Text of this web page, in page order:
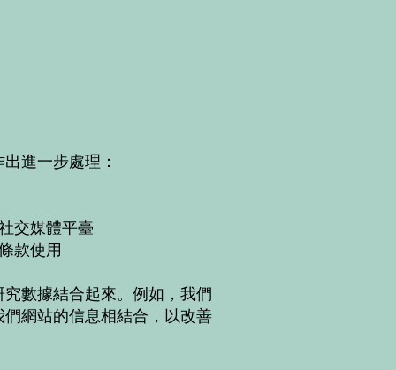
進一步處理：
交媒體平臺
款使用
數據結合起來。例如，我們
網站的信息相結合，以改善